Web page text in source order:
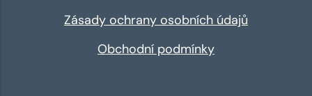
Zásady ochrany osobních údajů
Obchodní podmínky